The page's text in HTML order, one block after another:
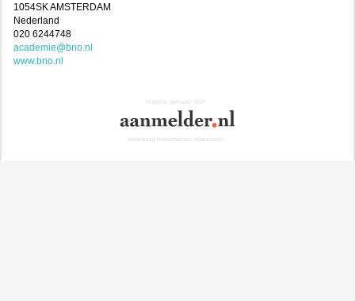
1054SK AMSTERDAM
Nederland
020 6244748
academie@bno.nl
www.bno.nl
Mogelijk gemaakt door
eenvoudig evenementen organiseren